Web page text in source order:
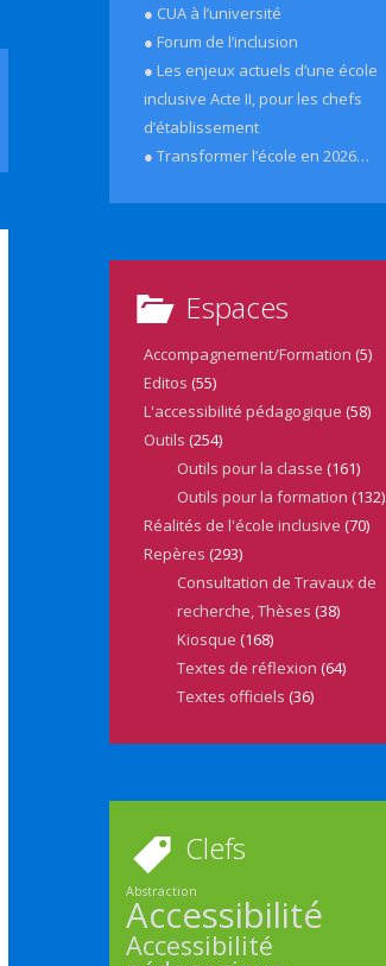
● CUA à l’université
● Forum de l’inclusion
● Les enjeux actuels d’une école
inclusive Acte II, pour les chefs
d’établissement
● Transformer l’école en 2026…
Espaces
Accompagnement/Formation (5)
Editos (55)
L'accessibilité pédagogique (58)
Outils (254)
Outils pour la classe (161)
Outils pour la formation (132)
Réalités de l'école inclusive (70)
Repères (293)
Consultation de Travaux de
recherche, Thèses (38)
Kiosque (168)
Textes de réflexion (64)
Textes officiels (36)
Clefs
Abstraction
Accessibilité
Accessibilité